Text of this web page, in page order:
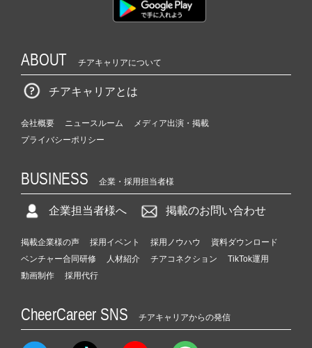
ABOUT チアキャリアについて
チアキャリアとは
会社概要 ニュースルーム
メディア出演・掲載
プライバシーポリシー
BUSINESS 企業・採用担当者様
企業担当者様へ 掲載のお問い合わせ
掲載企業様の声 採用イベント 採用ノウハウ
資料ダウンロード
ベンチャー合同研修
人材紹介 チアコネクション
TikTok運用
動画制作
採用代行
CheerCareer SNS チアキャリアからの発信